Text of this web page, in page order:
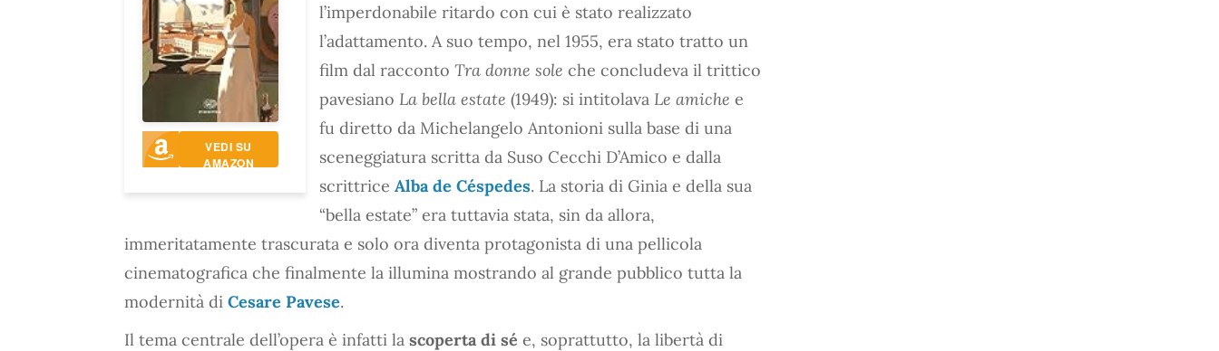
VEDI SU
AMAZON
l’imperdonabile ritardo con cui è stato realizzato
l’adattamento. A suo tempo, nel 1955, era stato tratto un
film dal racconto Tra donne sole che concludeva il trittico
pavesiano La bella estate (1949): si intitolava Le amiche e
fu diretto da Michelangelo Antonioni sulla base di una
sceneggiatura scritta da Suso Cecchi D’Amico e dalla
scrittrice Alba de Céspedes. La storia di Ginia e della sua
“bella estate” era tuttavia stata, sin da allora,
immeritatamente trascurata e solo ora diventa protagonista di una pellicola
cinematografica che finalmente la illumina mostrando al grande pubblico tutta la
modernità di Cesare Pavese.
Il tema centrale dell’opera è infatti la scoperta di sé e, soprattutto, la libertà di